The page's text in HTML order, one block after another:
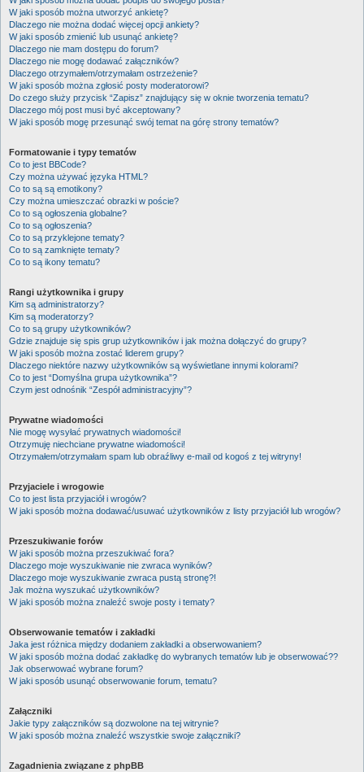
W jaki sposób można utworzyć ankietę?
Dlaczego nie można dodać więcej opcji ankiety?
W jaki sposób zmienić lub usunąć ankietę?
Dlaczego nie mam dostępu do forum?
Dlaczego nie mogę dodawać załączników?
Dlaczego otrzymałem/otrzymałam ostrzeżenie?
W jaki sposób można zgłosić posty moderatorowi?
Do czego służy przycisk “Zapisz” znajdujący się w oknie tworzenia tematu?
Dlaczego mój post musi być akceptowany?
W jaki sposób mogę przesunąć swój temat na górę strony tematów?
Formatowanie i typy tematów
Co to jest BBCode?
Czy można używać języka HTML?
Co to są są emotikony?
Czy można umieszczać obrazki w poście?
Co to są ogłoszenia globalne?
Co to są ogłoszenia?
Co to są przyklejone tematy?
Co to są zamknięte tematy?
Co to są ikony tematu?
Rangi użytkownika i grupy
Kim są administratorzy?
Kim są moderatorzy?
Co to są grupy użytkowników?
Gdzie znajduje się spis grup użytkowników i jak można dołączyć do grupy?
W jaki sposób można zostać liderem grupy?
Dlaczego niektóre nazwy użytkowników są wyświetlane innymi kolorami?
Co to jest “Domyślna grupa użytkownika”?
Czym jest odnośnik “Zespół administracyjny”?
Prywatne wiadomości
Nie mogę wysyłać prywatnych wiadomości!
Otrzymuję niechciane prywatne wiadomości!
Otrzymałem/otrzymałam spam lub obraźliwy e-mail od kogoś z tej witryny!
Przyjaciele i wrogowie
Co to jest lista przyjaciół i wrogów?
W jaki sposób można dodawać/usuwać użytkowników z listy przyjaciół lub wrogów?
Przeszukiwanie forów
W jaki sposób można przeszukiwać fora?
Dlaczego moje wyszukiwanie nie zwraca wyników?
Dlaczego moje wyszukiwanie zwraca pustą stronę?!
Jak można wyszukać użytkowników?
W jaki sposób można znaleźć swoje posty i tematy?
Obserwowanie tematów i zakładki
Jaka jest różnica między dodaniem zakładki a obserwowaniem?
W jaki sposób można dodać zakładkę do wybranych tematów lub je obserwować??
Jak obserwować wybrane forum?
W jaki sposób usunąć obserwowanie forum, tematu?
Załączniki
Jakie typy załączników są dozwolone na tej witrynie?
W jaki sposób można znaleźć wszystkie swoje załączniki?
Zagadnienia związane z phpBB